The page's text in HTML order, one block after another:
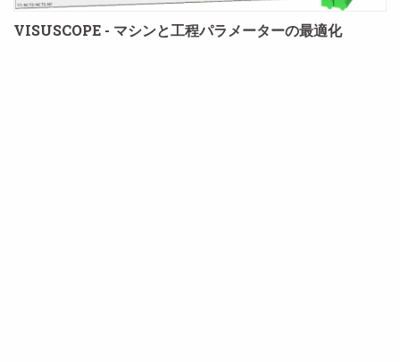
VISUSCOPE - マシンと工程パラメーターの最適化